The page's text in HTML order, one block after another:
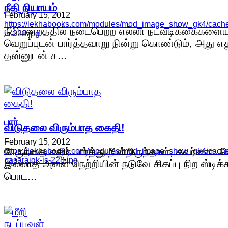
February 15, 2012
https://lekhabooks.com/modules/mod_image_show_gk4/
is-228.jpg
பார்
February 15, 2012
https://lekhabooks.com/modules/mod_image_show_gk4/
pasaraigk-is-228.jpg
நீதி நியாயம்
நீதிமன்றத்தில் நடைபெற்ற எல்லா
வெறுப்புடன் பார்த்தவாறு நின்று கொண்டும், அது
தன்னுடன் ச...
விடுதலை விரும்பாத கைதி!
பேருந்தை எதிர் பார்த்து நின்றிருந்தாள், கவர்ணா.
இல்லாத அவள் நெற்றியின் நடுவே சிகப்பு நிற
பொட...